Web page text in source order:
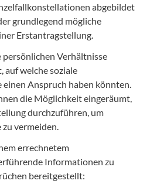
abgebildet
grundlegend mögliche
Erstantragstellung.
persönlichen Verhältnisse
welche soziale
einen Anspruch haben könnten.
die Möglichkeit eingeräumt,
durchzuführen, um
vermeiden.
errechnetem
Informationen zu
bereitgestellt: